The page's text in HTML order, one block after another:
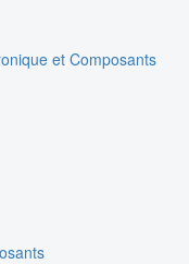
et Composants